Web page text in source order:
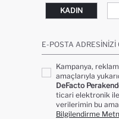
KADIN
E-POSTA ADRESINIZI
Kampanya,
amaçlarıyla
DeFacto
ticari elektronik
verilerimin bu
Bilgilendirme